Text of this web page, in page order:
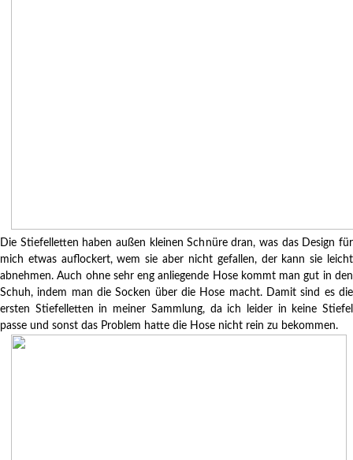
Die Stiefelletten haben außen kleinen Schnüre dran, was das Design für
mich etwas auflockert, wem sie aber nicht gefallen, der kann sie leicht
abnehmen. Auch ohne sehr eng anliegende Hose kommt man gut in den
Schuh, indem man die Socken über die Hose macht. Damit sind es die
ersten Stiefelletten in meiner Sammlung, da ich leider in keine Stiefel
passe und sonst das Problem hatte die Hose nicht rein zu bekommen.